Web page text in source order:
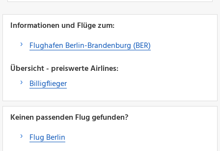
Informationen und Flüge zum:
Flughafen Berlin-Brandenburg (BER)
Übersicht - preiswerte Airlines:
Billigflieger
Keinen passenden Flug gefunden?
Flug Berlin